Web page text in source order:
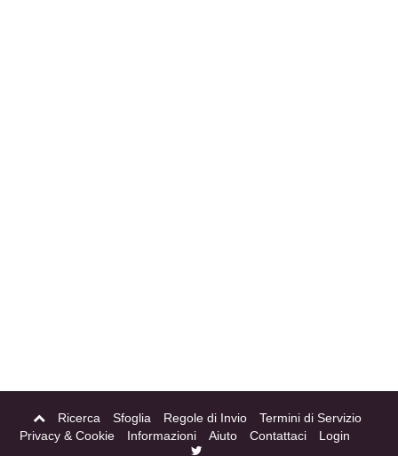
Ricerca Sfoglia Regole di Invio
Termini di Servizio
Privacy & Cookie
Informazioni Aiuto Contattaci Login